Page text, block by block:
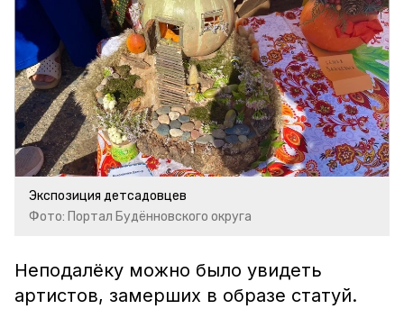
Экспозиция детсадовцев
Фото: Портал Будённовского округа
Неподалёку можно было увидеть
артистов, замерших в образе статуй.